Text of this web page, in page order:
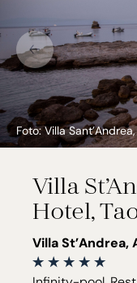
Foto: Villa
Villa
Hotel,
Villa St’Andrea,